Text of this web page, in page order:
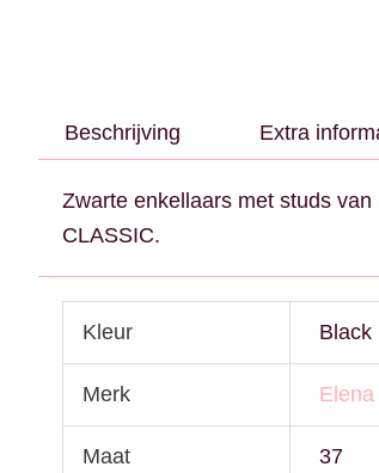
Beschrijving Extra
Zwarte enkellaars met studs
CLASSIC.
Kleur Black
Merk
Maat 37